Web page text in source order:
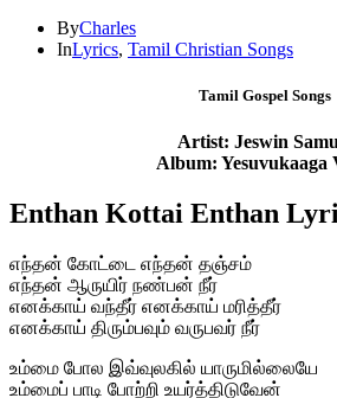
ByCharles
InLyrics, Tamil Christian Songs
Tamil Gospel Songs
Artist: Jeswin
Album: Yesuvukaaga
Enthan Kottai Enthan
எந்தன் கோட்டை எந்தன் தஞ்சம்
எந்தன் ஆருயிர் நண்பன் நீர்
எனக்காய் வந்தீர் எனக்காய் மரித்தீர்
எனக்காய் திரும்பவும் வருபவர் நீர்
உம்மை போல இவ்வுலகில் யாருமில்லையே
உம்மைப் பாடி போற்றி உயர்த்திடுவேன்